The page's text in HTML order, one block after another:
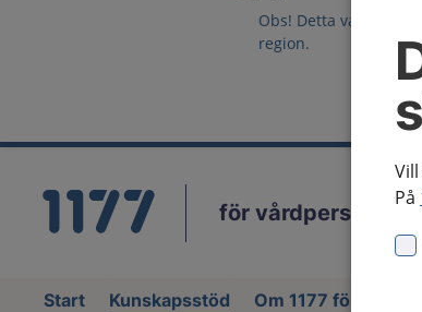
På
Obs! Detta val
region.
för vårdpersonal
Start Kunskapsstöd Om 1177 för